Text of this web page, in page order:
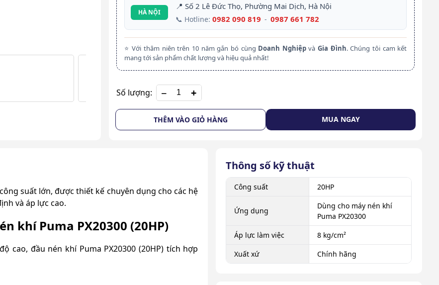
HÀ NỘI
📍 Số 2 Lê Đức Thọ, Phường Mai Dịch, Hà Nội
📞 Hotline: 0982 090 819 - 0987 661 782
⭐ Với thâm niên trên 10 năm gắn bó cùng Doanh NghiệpvàGia Đình. Chúng tôi cam kết
mang tới sản phẩm chất lượng và hiệu quả nhất!
Số lượng: +
THÊM VÀO GIỎ HÀNG MUA NGAY
suất lớn, được thiết kế chuyên dụng cho các hệ
và áp lực cao.
khí Puma PX20300 (20HP)
đầu nén khí Puma PX20300 (20HP) tích hợp
Thông số kỹ thuật
Công suất 20HP
Ứng dụng
Dùng cho máy nén khí
Puma PX20300
Áp lực làm việc
8 kg/cm²
Xuất xứ
Chính hãng